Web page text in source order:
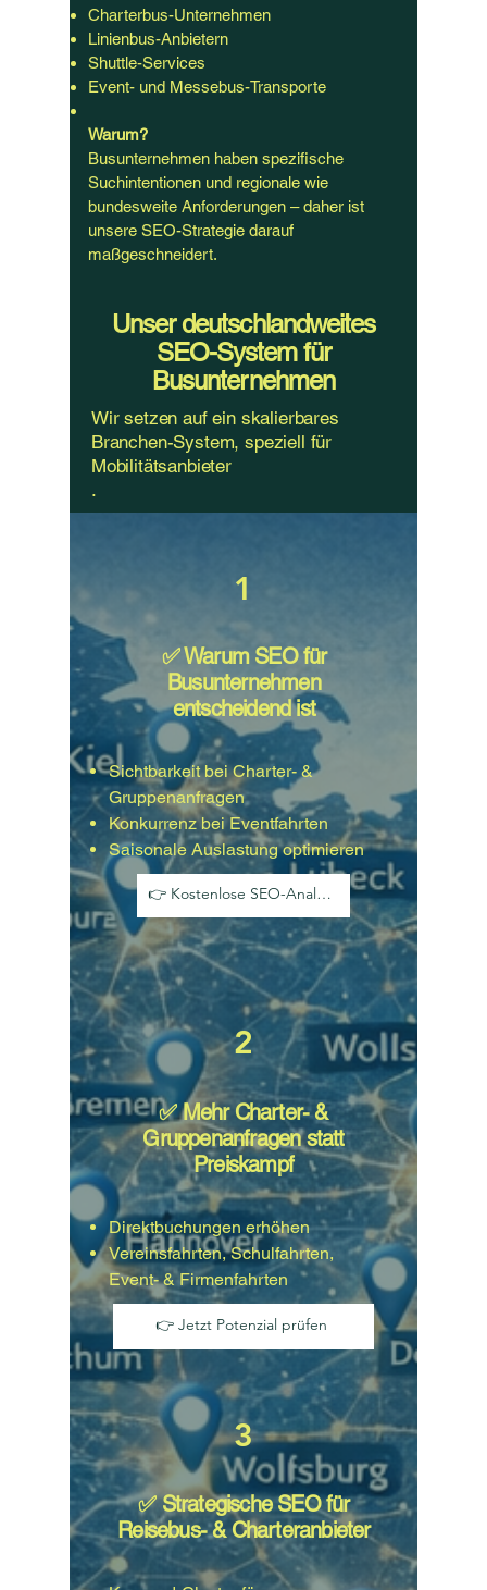
Charterbus-Unternehmen
Linienbus-Anbietern
Shuttle-Services
Event- und Messebus-Transporte
Warum?
Busunternehmen haben spezifische
Suchintentionen und regionale wie
bundesweite Anforderungen – daher ist
unsere SEO-Strategie darauf
maßgeschneidert.
Unser deutschlandweites
SEO-System für
Busunternehmen
Wir setzen auf ein skalierbares
Branchen-System, speziell für
Mobilitätsanbieter
.
1
​✅ Warum SEO für
Busunternehmen
entscheidend ist
Sichtbarkeit bei Charter- &
Gruppenanfragen
Konkurrenz bei Eventfahrten
Saisonale Auslastung optimieren
👉 Kostenlose SEO-Analyse anfordern
2
✅ Mehr Charter- &
Gruppenanfragen statt
Preiskampf
Direktbuchungen erhöhen
Vereinsfahrten, Schulfahrten,
Event- & Firmenfahrten
👉 Jetzt Potenzial prüfen
3
✅ Strategische SEO für
Reisebus- & Charteranbieter